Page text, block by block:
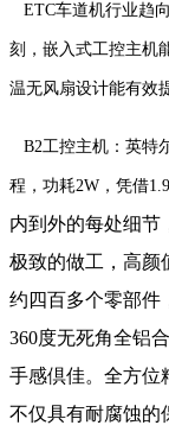
ETC车道机行业趋
刻，嵌入式工控主机
温无风扇设计能有效
B2工控主机：英特
程，功耗2W，凭借
内到外的每处细节
极致的做工，高颜
约四百多个零部件
360度无死角全铝
手感倶佳。全方位
不仅具有耐腐蚀的